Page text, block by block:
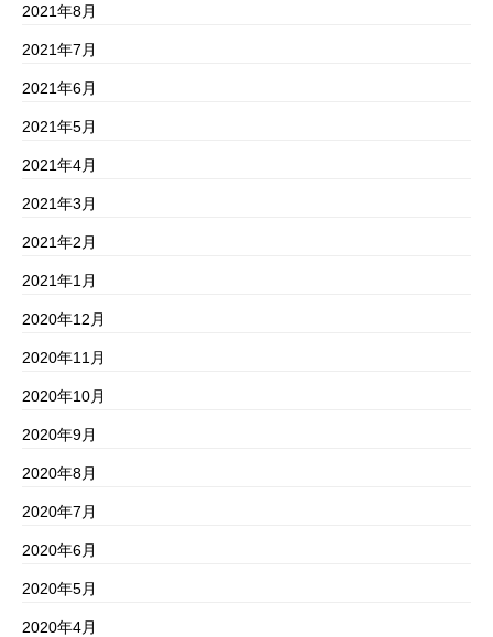
2021年8月
2021年7月
2021年6月
2021年5月
2021年4月
2021年3月
2021年2月
2021年1月
2020年12月
2020年11月
2020年10月
2020年9月
2020年8月
2020年7月
2020年6月
2020年5月
2020年4月